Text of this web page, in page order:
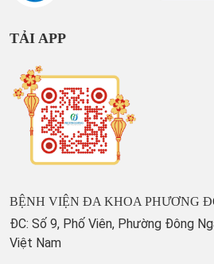
TẢI APP
BỆNH VIỆN ĐA KHOA PHƯƠNG
ĐC: Số 9, Phố Viên, Phường Đông
Việt Nam